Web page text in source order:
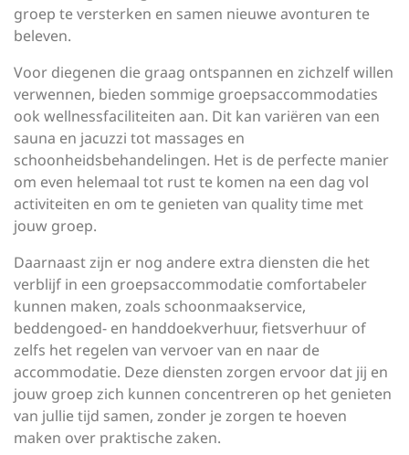
groep te versterken en samen nieuwe avonturen te
beleven.
Voor diegenen die graag ontspannen en zichzelf willen
verwennen, bieden sommige groepsaccommodaties
ook wellnessfaciliteiten aan. Dit kan variëren van een
sauna en jacuzzi tot massages en
schoonheidsbehandelingen. Het is de perfecte manier
om even helemaal tot rust te komen na een dag vol
activiteiten en om te genieten van quality time met
jouw groep.
Daarnaast zijn er nog andere extra diensten die het
verblijf in een groepsaccommodatie comfortabeler
kunnen maken, zoals schoonmaakservice,
beddengoed- en handdoekverhuur, fietsverhuur of
zelfs het regelen van vervoer van en naar de
accommodatie. Deze diensten zorgen ervoor dat jij en
jouw groep zich kunnen concentreren op het genieten
van jullie tijd samen, zonder je zorgen te hoeven
maken over praktische zaken.